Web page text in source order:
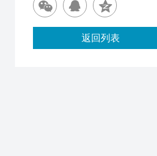
返回列表